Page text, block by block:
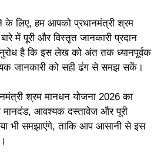
के लिए, हम आपको प्रधानमंत्री श्रम
में पूरी और विस्तृत जानकारी प्रदान
है कि इस लेख को अंत तक ध्यानपूर्वक
जानकारी को सही ढंग से समझ सकें।
श्रम मानधन योजना 2026 का
मानदंड, आवश्यक दस्तावेज और पूरी
भी समझाएंगे, ताकि आप आसानी से इस